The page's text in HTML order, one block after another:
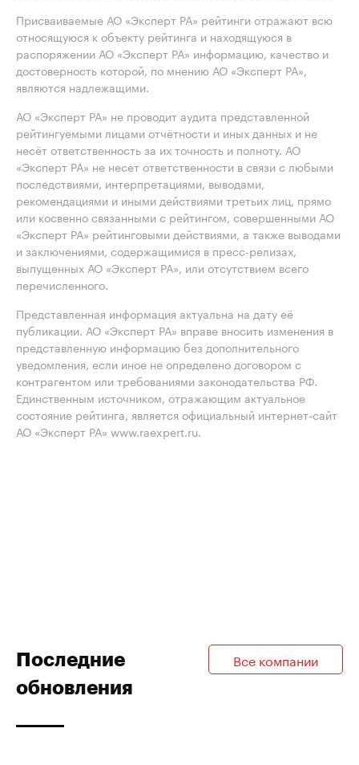
Присваиваемые АО «Эксперт РА» рейтинги отражают всю
относящуюся к объекту рейтинга и находящуюся в
распоряжении АО «Эксперт РА» информацию, качество и
достоверность которой, по мнению АО «Эксперт РА»,
являются надлежащими.
АО «Эксперт РА» не проводит аудита представленной
рейтингуемыми лицами отчётности и иных данных и не
несёт ответственность за их точность и полноту. АО
«Эксперт РА» не несет ответственности в связи с любыми
последствиями, интерпретациями, выводами,
рекомендациями и иными действиями третьих лиц, прямо
или косвенно связанными с рейтингом, совершенными АО
«Эксперт РА» рейтинговыми действиями, а также выводами
и заключениями, содержащимися в пресс-релизах,
выпущенных АО «Эксперт РА», или отсутствием всего
перечисленного.
Представленная информация актуальна на дату её
публикации. АО «Эксперт РА» вправе вносить изменения в
представленную информацию без дополнительного
уведомления, если иное не определено договором с
контрагентом или требованиями законодательства РФ.
Единственным источником, отражающим актуальное
состояние рейтинга, является официальный интернет-сайт
АО «Эксперт РА» www.raexpert.ru.
Последние
обновления
Все компании